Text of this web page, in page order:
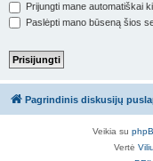
Prijungti mane automatiškai
Paslėpti mano būseną šios
Pagrindinis diskusijų
Veikia su
Vertė